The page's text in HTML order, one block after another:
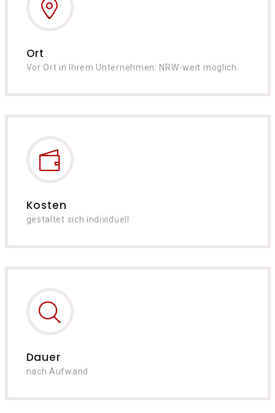
Ort
Vor Ort in Ihrem Unternehmen: NRW-weit möglich.
Kosten
gestaltet sich individuell
Dauer
nach Aufwand